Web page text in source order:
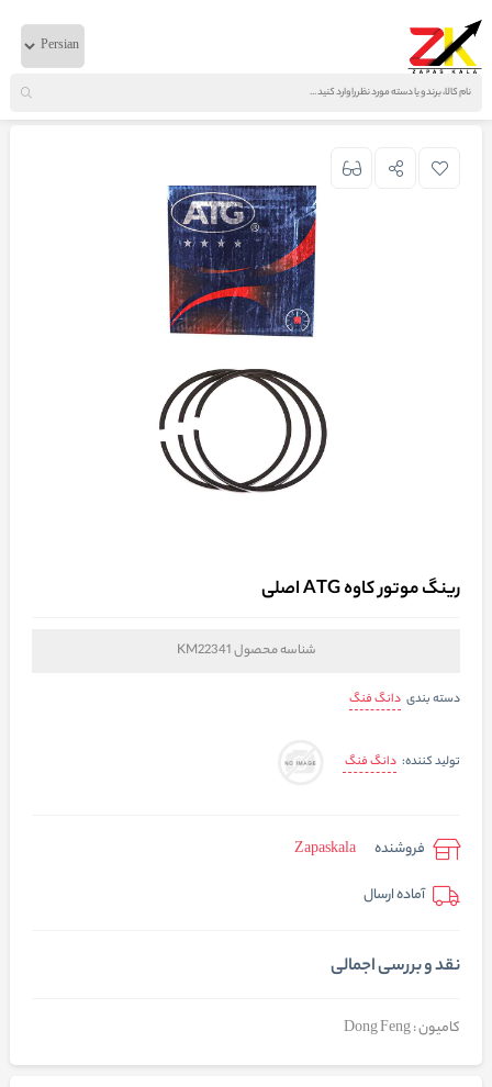
خانه لوازم موتوری دانگ فنگ
رینگ موتور کاوه ATG اصلی
شناسه محصولKM22341
دسته بندی دانگ فنگ
تولید کننده: دانگ فنگ
فروشنده
Zapaskala
آماده ارسال
نقد و بررسی اجمالی
کامیون : Dong Feng